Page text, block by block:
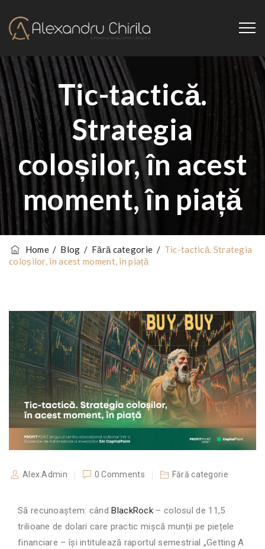
Tic-tactică.
Strategia
coloșilor, în acest
moment, în piață
Home/ Blog / Fără categorie / Tic-tactică. Strategia
coloșilor, în acest moment, în piață
Alex.Admin 0 Comments Fără categorie
Să recunoaștem: cândBlackRock – colosul de 11,5
trilioane de dolari care practic mișcă munții pe piețele
financiare – își intitulează raportul semestrial „Getting A